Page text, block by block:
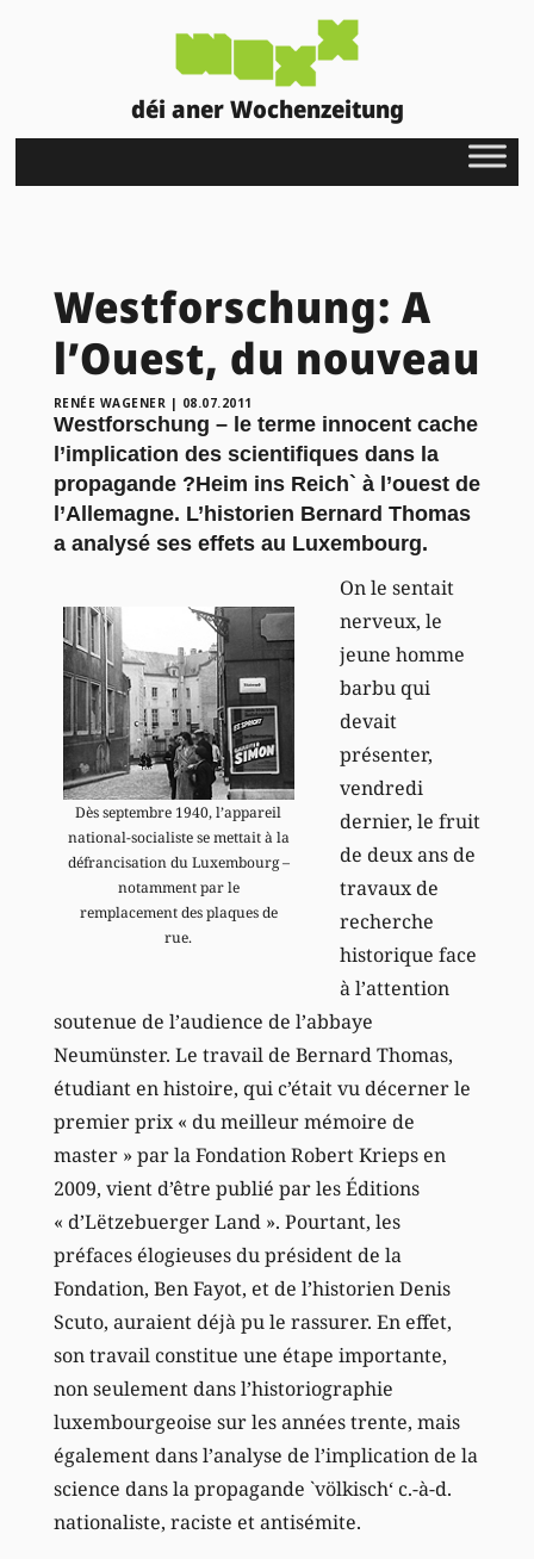
déi aner Wochenzeitung
Westforschung: A
l’Ouest, du nouveau
RENÉE WAGENER | 08.07.2011
Westforschung – le terme innocent cache
l’implication des scientifiques dans la
propagande ?Heim ins Reich` à l’ouest de
l’Allemagne. L’historien Bernard Thomas
a analysé ses effets au Luxembourg.
Dès septembre 1940, l’appareil
national-socialiste se mettait à la
défrancisation du Luxembourg –
notamment par le
remplacement des plaques de
rue.
On le sentait
nerveux, le
jeune homme
barbu qui
devait
présenter,
vendredi
dernier, le fruit
de deux ans de
travaux de
recherche
historique face
à l’attention
soutenue de l’audience de l’abbaye
Neumünster. Le travail de Bernard Thomas,
étudiant en histoire, qui c’était vu décerner le
premier prix « du meilleur mémoire de
master » par la Fondation Robert Krieps en
2009, vient d’être publié par les Éditions
« d’Lëtzebuerger Land ». Pourtant, les
préfaces élogieuses du président de la
Fondation, Ben Fayot, et de l’historien Denis
Scuto, auraient déjà pu le rassurer. En effet,
son travail constitue une étape importante,
non seulement dans l’historiographie
luxembourgeoise sur les années trente, mais
également dans l’analyse de l’implication de la
science dans la propagande `völkisch‘ c.-à-d.
nationaliste, raciste et antisémite.